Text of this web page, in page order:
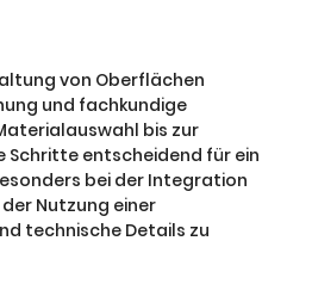
von Oberflächen
und fachkundige
bis zur
Schritte entscheidend für ein
bei der Integration
Nutzung einer
technische Details zu